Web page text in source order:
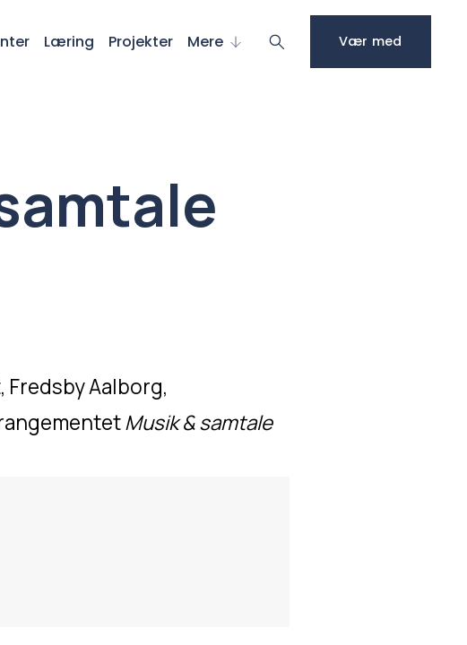
Læring Projekter Mere Vær med
Aalborg,
Musik & samtale